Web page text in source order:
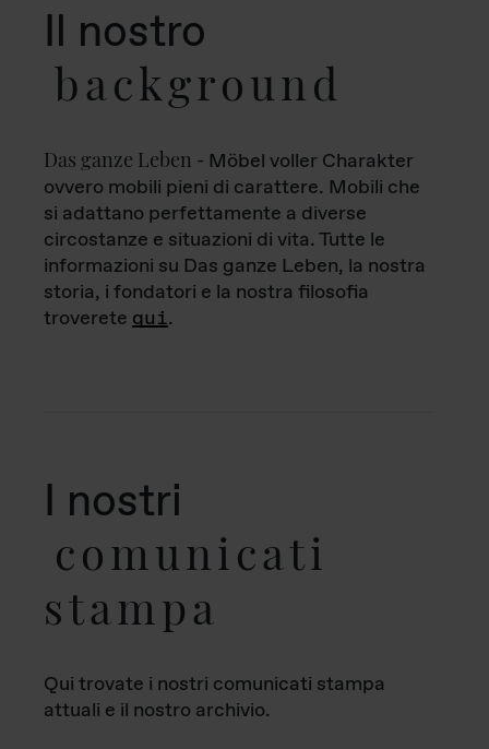
Il nostro
background
Das ganze Leben - Möbel voller Charakter
ovvero mobili pieni di carattere. Mobili che
si adattano perfettamente a diverse
circostanze e situazioni di vita. Tutte le
informazioni su Das ganze Leben, la nostra
storia, i fondatori e la nostra filosofia
troverete qui.
I nostri
comunicati
stampa
Qui trovate i nostri comunicati stampa
attuali e il nostro archivio.